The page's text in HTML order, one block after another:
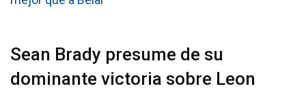
Sean Brady presume de su
dominante victoria sobre Leon